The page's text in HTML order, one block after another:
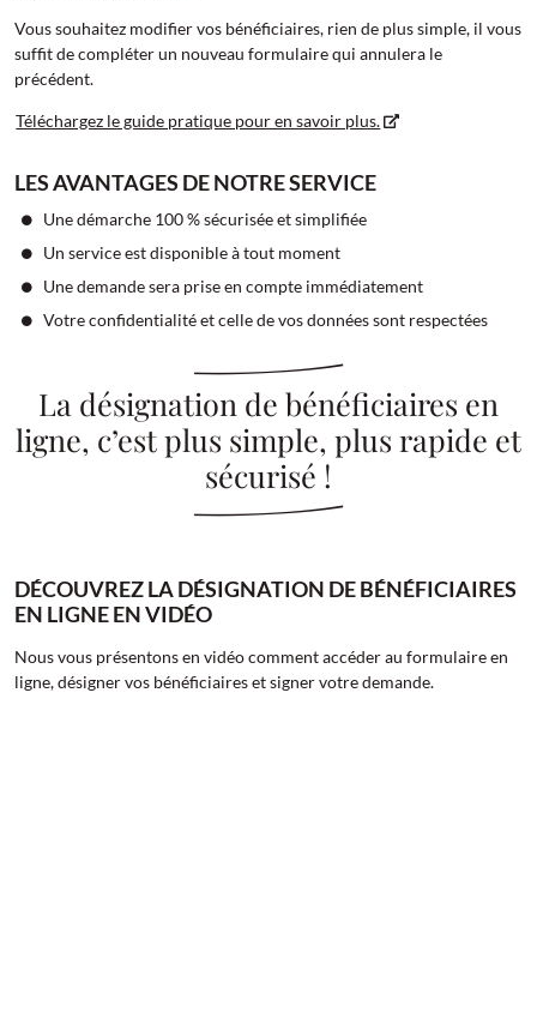
Vous souhaitez modifier vos bénéficiaires, rien de plus simple, il vous
suffit de compléter un nouveau formulaire qui annulera le
précédent.
Téléchargez le guide pratique pour en savoir plus.
LES AVANTAGES DE NOTRE SERVICE
Une démarche 100 % sécurisée et simplifiée
Un service est disponible à tout moment
Une demande sera prise en compte immédiatement
Votre confidentialité et celle de vos données sont respectées
La désignation de bénéficiaires en
ligne, c’est plus simple, plus rapide et
sécurisé !
DÉCOUVREZ LA DÉSIGNATION DE BÉNÉFICIAIRES
EN LIGNE EN VIDÉO
Nous vous présentons en vidéo comment accéder au formulaire en
ligne, désigner vos bénéficiaires et signer votre demande.